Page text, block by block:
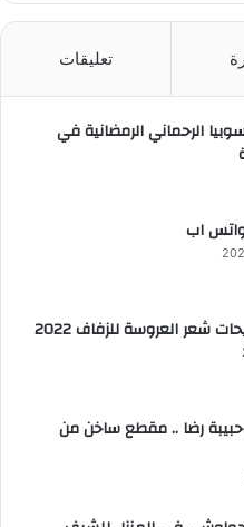
تعليقات
الرحماني الرمضانية في
اب
شعر العروسة للزفاف 2022
رضا .. مقطع ساخن من